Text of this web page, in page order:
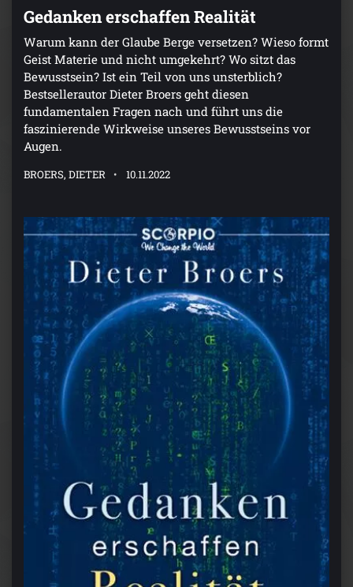
Gedanken erschaffen Realität
Warum kann der Glaube Berge versetzen? Wieso formt
Geist Materie und nicht umgekehrt? Wo sitzt das
Bewusstsein? Ist ein Teil von uns unsterblich?
Bestsellerautor Dieter Broers geht diesen
fundamentalen Fragen nach und führt uns die
faszinierende Wirkweise unseres Bewusstseins vor
Augen.
BROERS, DIETER 10.11.2022